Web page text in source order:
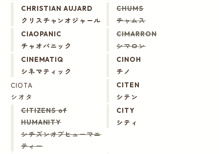
CHRISTIAN AUJARD
クリスチャンオジャール
CHUMS
チャムス
CIAOPANIC
チャオパニック
CIMARRON
シマロン
CINEMATIQ
シネマティック
CINOH
チノ
CIOTA
シオタ
CITEN
シテン
CITIZENS of
HUMANITY
シチズンオブヒューマニ
ティー
CITY
シティ